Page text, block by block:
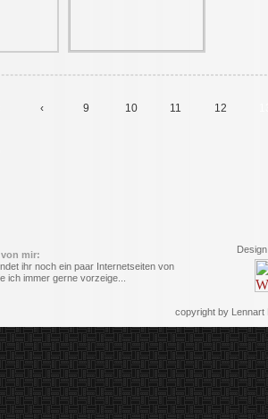
‹ 9 10 11 12
von mir:
ihr noch ein paar Internetseiten von
ich immer gerne vorzeige...
copyright by